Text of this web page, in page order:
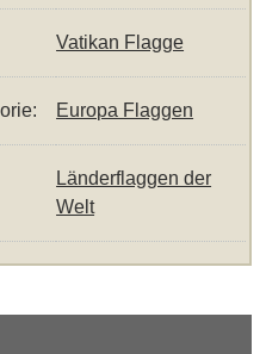
Vatikan Flagge
Europa Flaggen
Länderflaggen der
Welt